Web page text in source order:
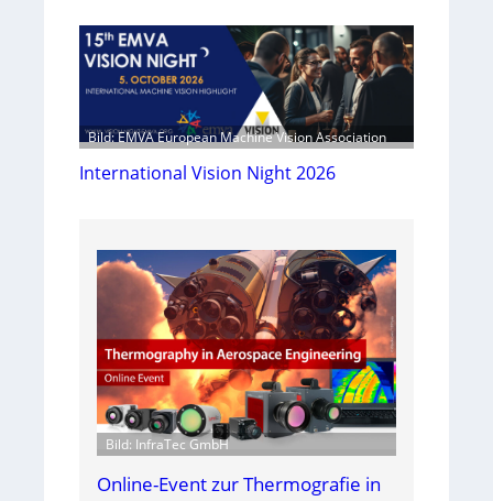
Bild: EMVA European Machine Vision Association
International Vision Night 2026
Bild: InfraTec GmbH
Online-Event zur Thermografie in